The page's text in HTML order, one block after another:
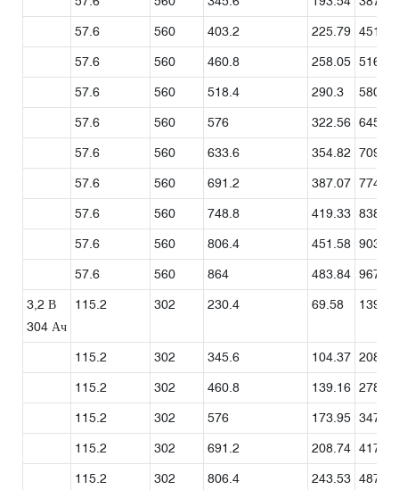
57.6 560 403.2 225.79 451.58
57.6 560 460.8 258.05 516.1
57.6 560 518.4 290.3 580.61
57.6 560 576 322.56 645.12
57.6 560 633.6 354.82 709.63
57.6 560 691.2 387.07 774.14
57.6 560 748.8 419.33 838.66
57.6 560 806.4 451.58 903.17
57.6 560 864 483.84 967.68
3,2 В
304 Ач
115.2 302 230.4 69.58 139.16
115.2 302 345.6 104.37 208.74
115.2 302 460.8 139.16 278.32
115.2 302 576 173.95 347.9
115.2 302 691.2 208.74 417.48
115.2 302 806.4 243.53 487.07